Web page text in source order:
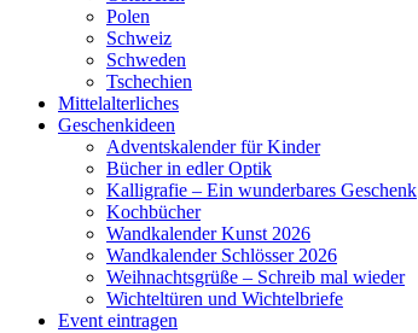
Polen
Schweiz
Schweden
Tschechien
Mittelalterliches
Geschenkideen
Adventskalender für Kinder
Bücher in edler Optik
Kalligrafie – Ein wunderbares Geschenk
Kochbücher
Wandkalender Kunst 2026
Wandkalender Schlösser 2026
Weihnachtsgrüße – Schreib mal wieder
Wichteltüren und Wichtelbriefe
Event eintragen